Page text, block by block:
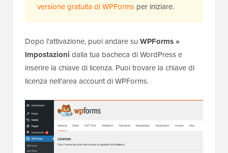
versione gratuita di WPForms per iniziare.
Dopo l'attivazione, puoi andare su WPForms »
Impostazioni dalla tua bacheca di WordPress e
inserire la chiave di licenza. Puoi trovare la chiave di
licenza nell'area account di WPForms.